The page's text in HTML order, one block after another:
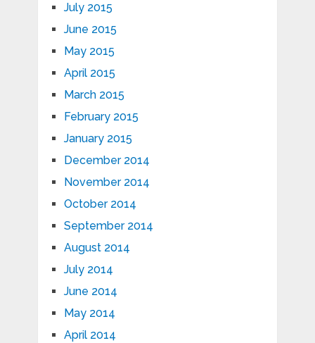
July 2015
June 2015
May 2015
April 2015
March 2015
February 2015
January 2015
December 2014
November 2014
October 2014
September 2014
August 2014
July 2014
June 2014
May 2014
April 2014